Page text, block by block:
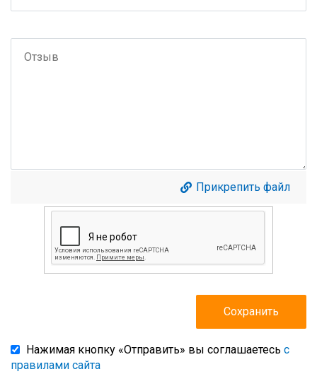
Прикрепить файл
Нажимая кнопку «Отправить» вы соглашаетесь с
правилами сайта